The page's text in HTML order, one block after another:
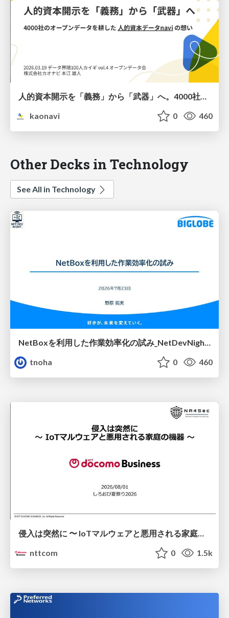
人的資本開示を「義務」から「武器」へ。4000社のオープンデータを耕した「人的資本データnavi」の想い / Turning Human Capital Disclosure from "Obligation" to "Weapon": The Vision Behind "Human Capital Data navi" and its 4,000 Companies Open Data
kaonavi
0 460
Other Decks in Technology
See All in Technology
tnoha
0 460
侵入は突然に 〜 IoTマルウェアと悪用される家庭の機器 ～ / When Intrusion Strikes: IoT Malware and the Abuse of Home Devices
nttcom
0 1.5k